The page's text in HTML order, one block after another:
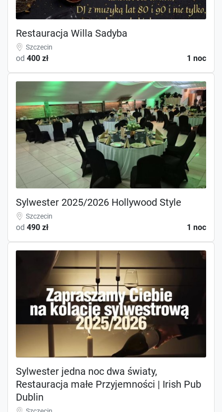
Restauracja Willa Sadyba
Szczecin
od 400 zł 1 noc
Sylwester 2025/2026 Hollywood Style
Szczecin
od 490 zł 1 noc
Sylwester jedna noc dwa światy,
Restauracja małe Przyjemności | Irish Pub
Dublin